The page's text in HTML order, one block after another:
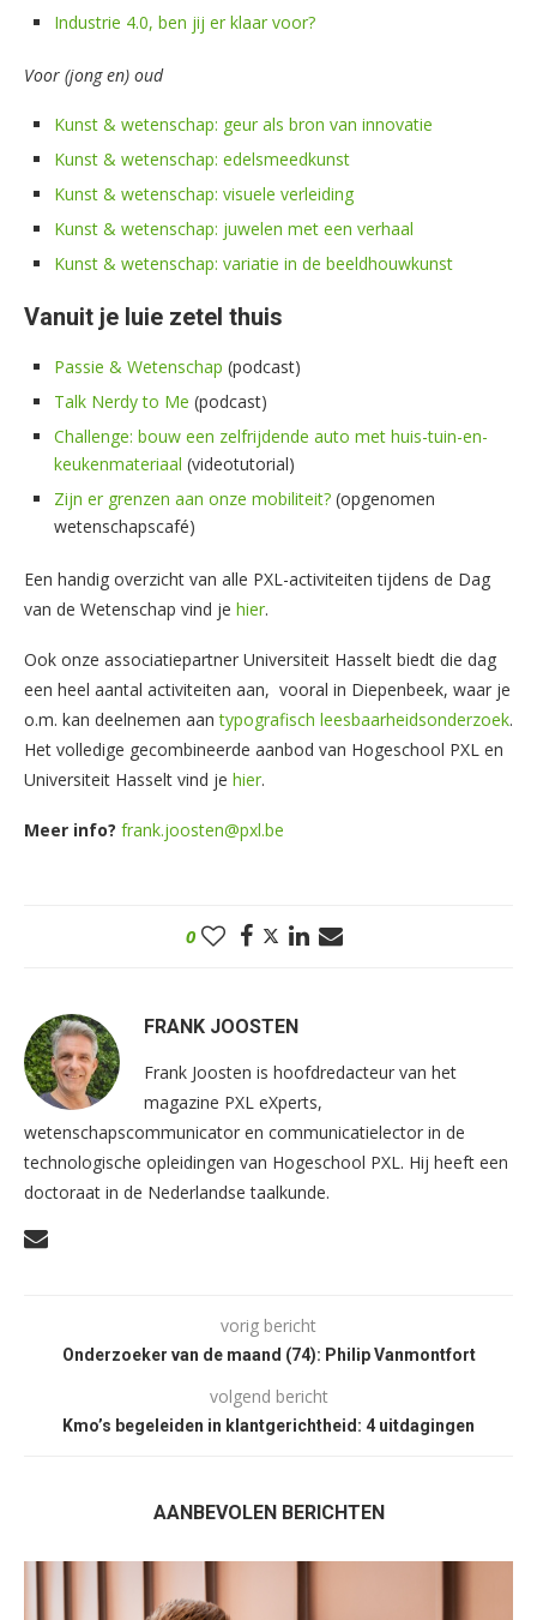
Industrie 4.0, ben jij er klaar voor?
Voor (jong en) oud
Kunst & wetenschap: geur als bron van innovatie
Kunst & wetenschap: edelsmeedkunst
Kunst & wetenschap: visuele verleiding
Kunst & wetenschap: juwelen met een verhaal
Kunst & wetenschap: variatie in de beeldhouwkunst
Vanuit je luie zetel thuis
Passie & Wetenschap (podcast)
Talk Nerdy to Me (podcast)
Challenge: bouw een zelfrijdende auto met huis-tuin-en-
keukenmateriaal (videotutorial)
Zijn er grenzen aan onze mobiliteit? (opgenomen
wetenschapscafé)
Een handig overzicht van alle PXL-activiteiten tijdens de Dag
van de Wetenschap vind je hier.
Ook onze associatiepartner Universiteit Hasselt biedt die dag
een heel aantal activiteiten aan, vooral in Diepenbeek, waar je
o.m. kan deelnemen aantypografisch leesbaarheidsonderzoek.
Het volledige gecombineerde aanbod van Hogeschool PXL en
Universiteit Hasselt vind je hier.
Meer info? frank.joosten@pxl.be
0
FRANK JOOSTEN
Frank Joosten is hoofdredacteur van het
magazine PXL eXperts,
wetenschapscommunicator en communicatielector in de
technologische opleidingen van Hogeschool PXL. Hij heeft een
doctoraat in de Nederlandse taalkunde.
vorig bericht
Onderzoeker van de maand (74): Philip Vanmontfort
volgend bericht
Kmo’s begeleiden in klantgerichtheid: 4 uitdagingen
AANBEVOLEN BERICHTEN